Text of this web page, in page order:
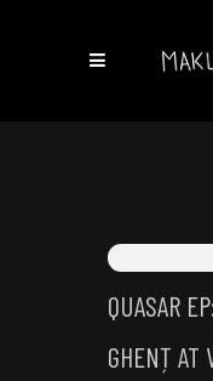
QUASAR
GHENȚ AT